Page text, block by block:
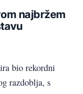
najbržem
bio rekordni
razdoblja, s